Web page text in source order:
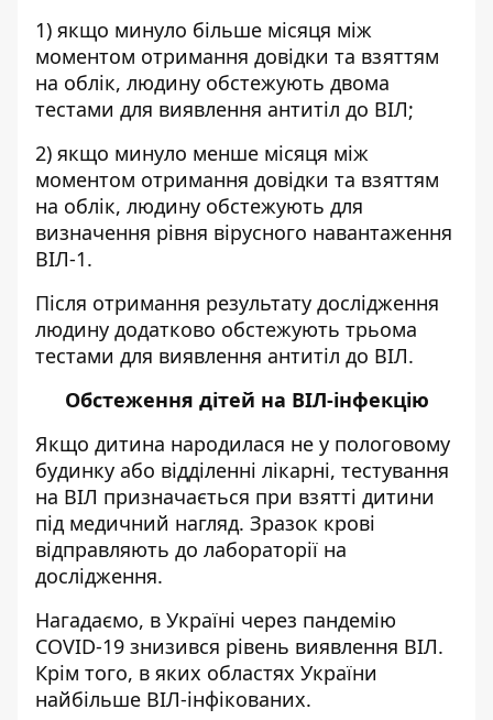
1) якщо минуло більше місяця між
моментом отримання довідки та взяттям
на облік, людину обстежують двома
тестами для виявлення антитіл до ВІЛ;
2) якщо минуло менше місяця між
моментом отримання довідки та взяттям
на облік, людину обстежують для
визначення рівня вірусного навантаження
ВІЛ-1.
Після отримання результату дослідження
людину додатково обстежують трьома
тестами для виявлення антитіл до ВІЛ.
Обстеження дітей на ВІЛ-інфекцію
Якщо дитина народилася не у пологовому
будинку або відділенні лікарні, тестування
на ВІЛ призначається при взятті дитини
під медичний нагляд. Зразок крові
відправляють до лабораторії на
дослідження.
Нагадаємо, в Україні через пандемію
COVID-19 знизився рівень виявлення ВІЛ.
Крім того, в яких областях України
найбільше ВІЛ-інфікованих.